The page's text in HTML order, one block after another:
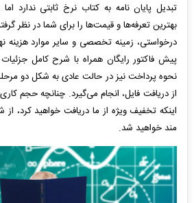
تبدیل پایان نامه به کتاب نرخ ثابتی ندارد
بهترین تعرفه‌ها و قیمت‌ها را برای شما در نظر
درخواستی، زمینه تخصصی و سایر موارد
پیش فاکتور رایگان همراه با شرح کامل
نحوه پرداخت نیز در حالت عادی به شکل دو
از دریافت فایل، انجام می‌گیرد. چنانچه حجم کاری
اینکه تخفیف ویژه از ما دریافت خواهید کرد،
مند خواهید شد.